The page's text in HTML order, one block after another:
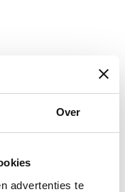
Over
advertenties te